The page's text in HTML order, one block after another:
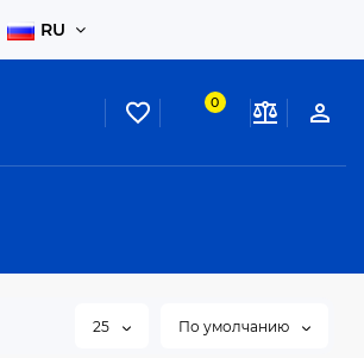
RU
0
25 По умолчанию